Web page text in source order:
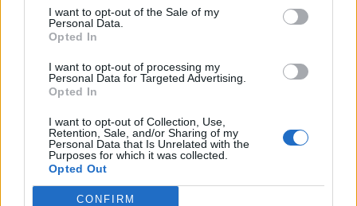
I want to opt-out of the Sale of my
Personal Data.
Opted In
I want to opt-out of processing my
Personal Data for Targeted Advertising.
Opted In
I want to opt-out of Collection, Use,
Retention, Sale, and/or Sharing of my
Personal Data that Is Unrelated with the
Purposes for which it was collected.
Opted Out
CONFIRM
Πρόεδρος ο Γαληνός Γιαγλής
Νέο Audi A2 e-tron με στόχο
την κορυφή της
αποδοτικότητας
Η Chery επενδύει 75 εκατ.
δολάρια στην KG Mobility
Το FIAT 500 Hybrid τώρα από 18.990 ευρώ